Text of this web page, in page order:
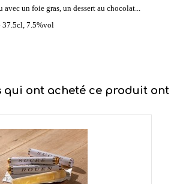
un foie gras, un dessert au chocolat...
37.5cl, 7.5%vol
qui ont acheté ce produit ont